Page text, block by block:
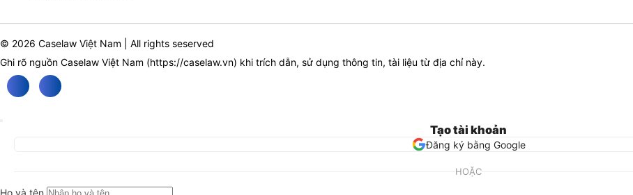
© 2026 Caselaw Việt Nam | All rights seserved
Ghi rõ nguồn Caselaw Việt Nam (https://caselaw.vn) khi trích dẫn, sử dụng thông tin, tài liệu từ địa chỉ này.
Tạo tài khoản
Đăng ký bằng Google
HOẶC
Họ và tên